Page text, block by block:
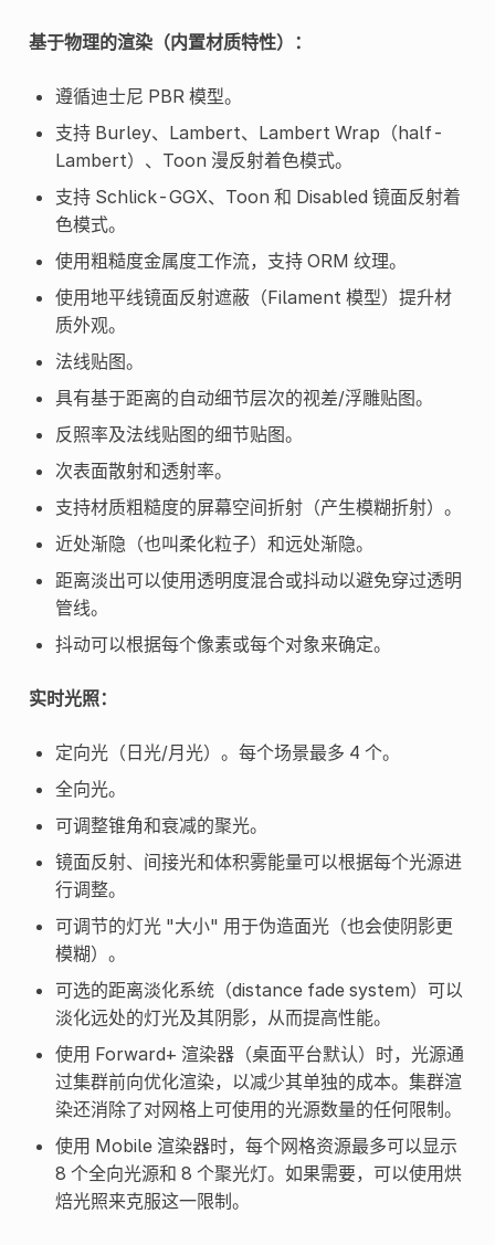
基于物理的渲染（内置材质特性）：
遵循迪士尼 PBR 模型。
支持 Burley、Lambert、Lambert Wrap（half-
Lambert）、Toon 漫反射着色模式。
支持 Schlick-GGX、Toon 和 Disabled 镜面反射着
色模式。
使用粗糙度金属度工作流，支持 ORM 纹理。
使用地平线镜面反射遮蔽（Filament 模型）提升材
质外观。
法线贴图。
具有基于距离的自动细节层次的视差/浮雕贴图。
反照率及法线贴图的细节贴图。
次表面散射和透射率。
支持材质粗糙度的屏幕空间折射（产生模糊折射）。
近处渐隐（也叫柔化粒子）和远处渐隐。
距离淡出可以使用透明度混合或抖动以避免穿过透明
管线。
抖动可以根据每个像素或每个对象来确定。
实时光照：
定向光（日光/月光）。每个场景最多 4 个。
全向光。
可调整锥角和衰减的聚光。
镜面反射、间接光和体积雾能量可以根据每个光源进
行调整。
可调节的灯光 "大小" 用于伪造面光（也会使阴影更
模糊）。
可选的距离淡化系统（distance fade system）可以
淡化远处的灯光及其阴影，从而提高性能。
使用 Forward+ 渲染器（桌面平台默认）时，光源通
过集群前向优化渲染，以减少其单独的成本。集群渲
染还消除了对网格上可使用的光源数量的任何限制。
使用 Mobile 渲染器时，每个网格资源最多可以显示
8 个全向光源和 8 个聚光灯。如果需要，可以使用烘
焙光照来克服这一限制。